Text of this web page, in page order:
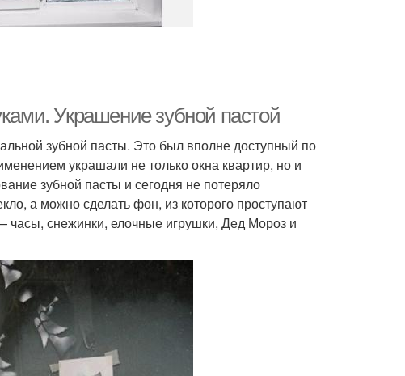
Украшение зубной пастой
зубной пасты. Это был вполне доступный по
украшали не только окна квартир, но и
зубной пасты и сегодня не потеряло
а можно сделать фон, из которого проступают
снежинки, елочные игрушки, Дед Мороз и